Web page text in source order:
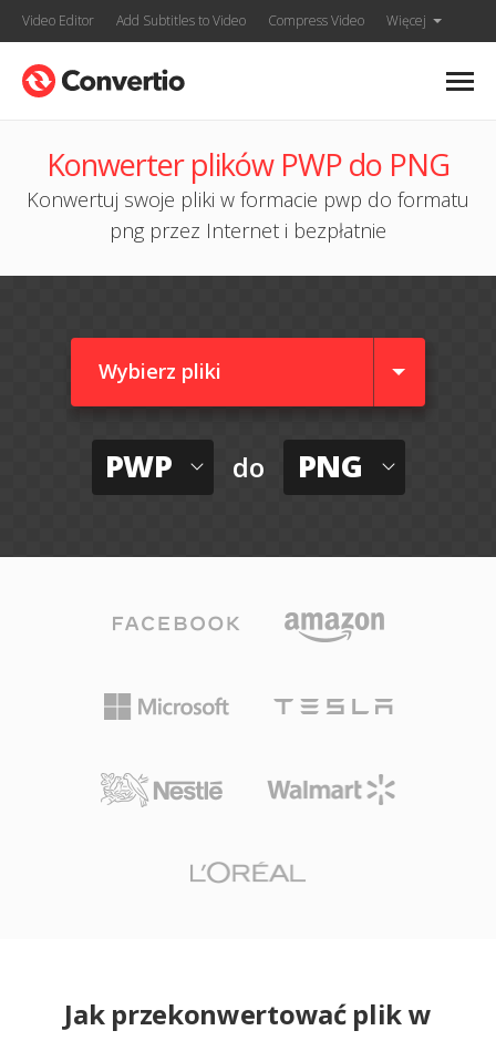
Video Editor Add Subtitles to Video Compress Video Więcej
Konwerter plików PWP do PNG
Konwertuj swoje pliki w formacie pwp do formatu
png przez Internet i bezpłatnie
Wybierz pliki
PWP do PNG
Jak przekonwertować plik w